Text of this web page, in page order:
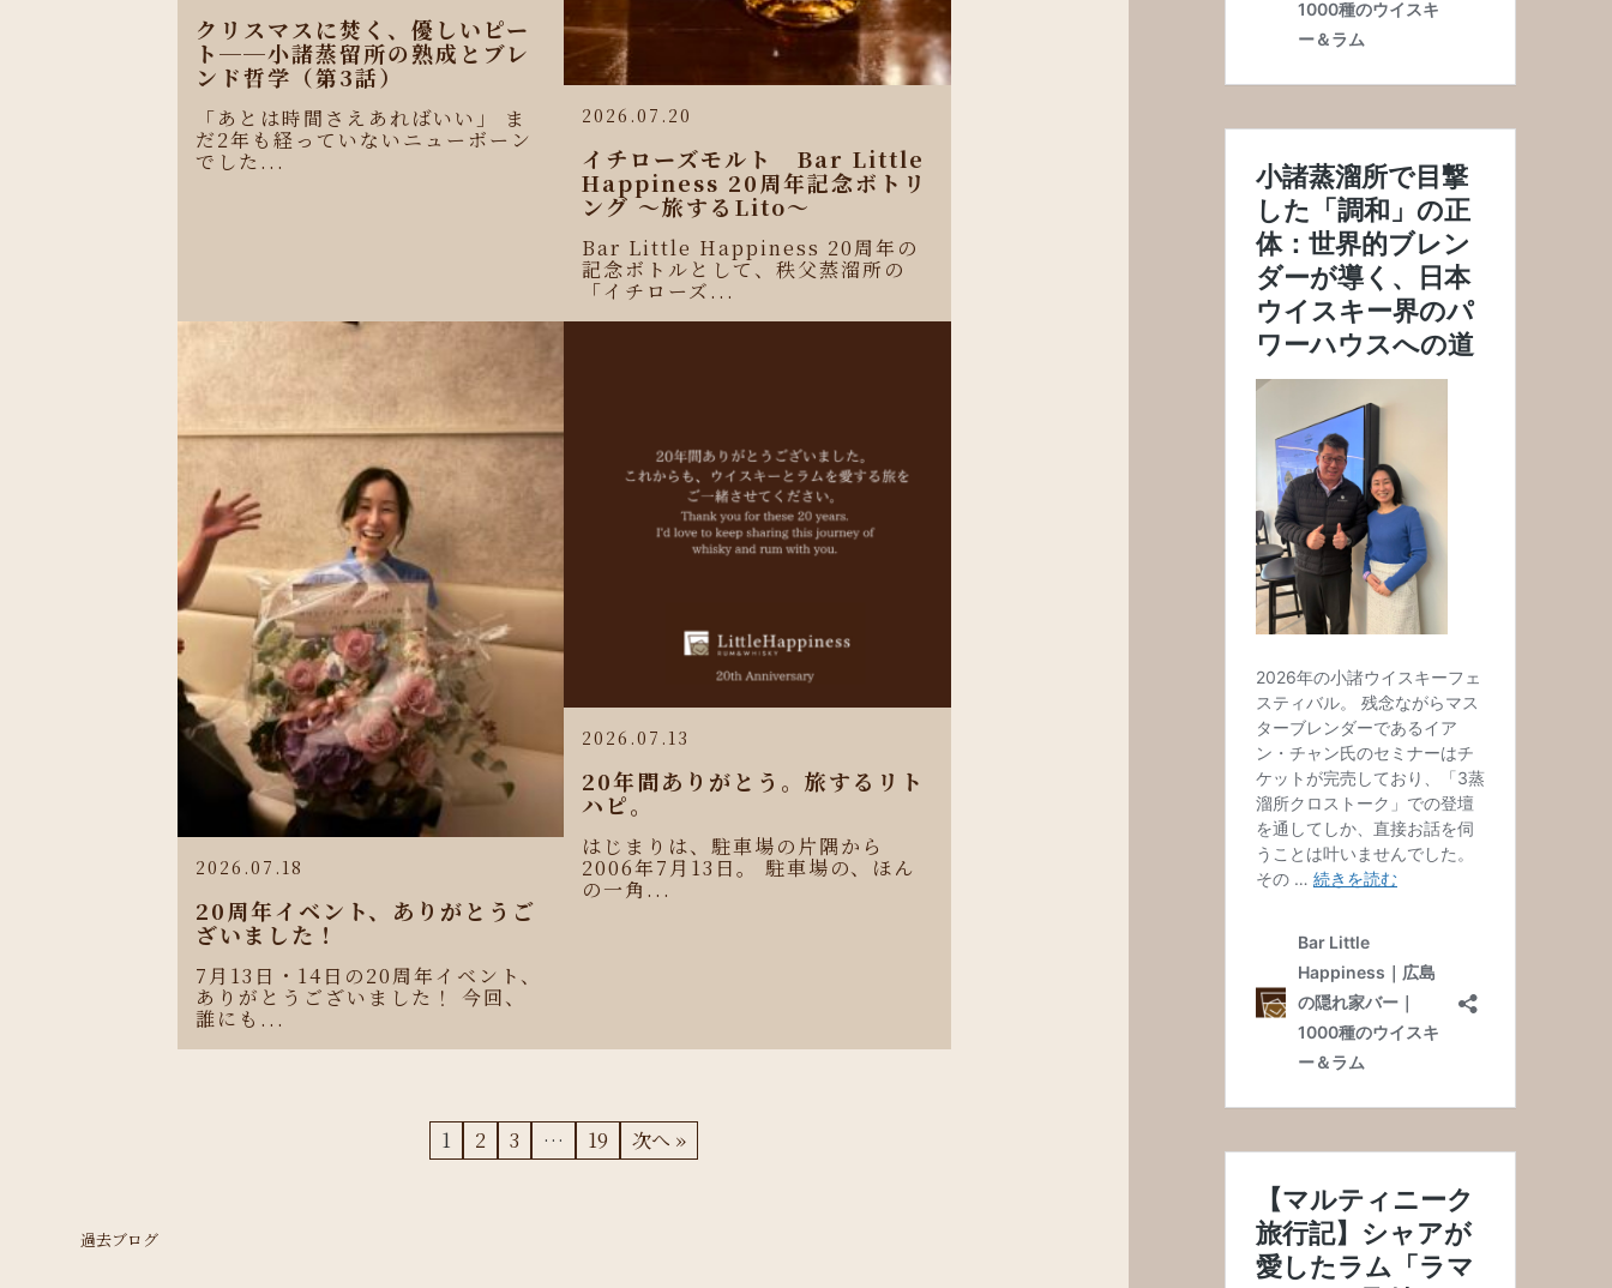
クリスマスに焚く、優しいピー
ト──小諸蒸留所の熟成とブレ
ンド哲学（第3話）
「あとは時間さえあればいい」 ま
だ2年も経っていないニューボーン
でした...
2026.07.20
イチローズモルト Bar Little
Happiness 20周年記念ボトリ
ング 〜旅するLito〜
Bar Little Happiness 20周年の
記念ボトルとして、秩父蒸溜所の
「イチローズ...
2026.07.18
20周年イベント、ありがとうご
ざいました！
7月13日・14日の20周年イベント、
ありがとうございました！ 今回、
誰にも...
2026.07.13
20年間ありがとう。旅するリト
ハピ。
はじまりは、駐車場の片隅から
2006年7月13日。 駐車場の、ほん
の一角...
1 2 3 … 19 次へ »
過去ブログ